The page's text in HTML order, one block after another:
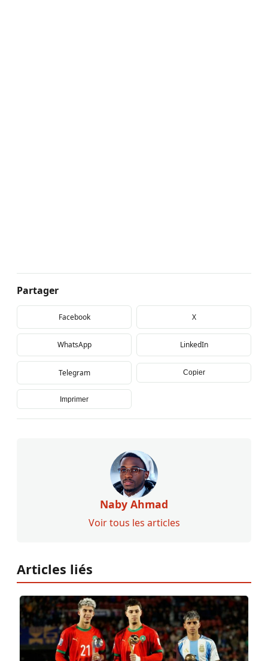
Partager
Facebook X
WhatsApp LinkedIn
Telegram Copier
Imprimer
Naby Ahmad
Voir tous les articles
Articles liés